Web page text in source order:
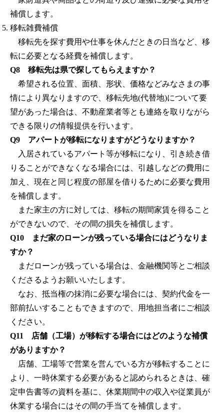
補償します。
移転雑費補償
移転先を探す費用や仕事を休んだときの日当など、移
転に必要となる経費を補償します。
Q8 移転先は県で探してもらえますか？
希望される位置、面積、形状、価格などみなさまの事
情により異なりますので、移転先地(代替地)について要
望があった場合は、不動産業者等とも連絡を取りながら
できる限りの情報提供を行います。
Q9 アパートが移転になりますがどうなりますか？
入居されているアパート等が移転になり、引き続き借
りることができなくなる場合には、引越しなどの費用に
加え、現在と同じ程度の部屋を借りるために必要な費用
を補償します。
また家主の方に対しては、移転の期間家賃を得ること
ができないので、その間の損失を補償します。
Q10 まだ家のローンが残っている場合にはどうなりま
すか？
まだローンが残っている場合は、金融機関等とご相談
くださるようお願いいたします。
なお、抵当権の抹消に必要な場合には、契約代金を一
部前払いすることもできますので、用地担当者にご相談
ください。
Q11 店舗（工場）が移転する場合にはどのような補償
がありますか？
店舗、工場等で営業を営んでいる方が移転することに
より、一時休業する必要があると認められるときは、確
定申告書等の資料を基に、休業期間中の収入や従業員が
休業する場合にはその間の手当てを補償します。